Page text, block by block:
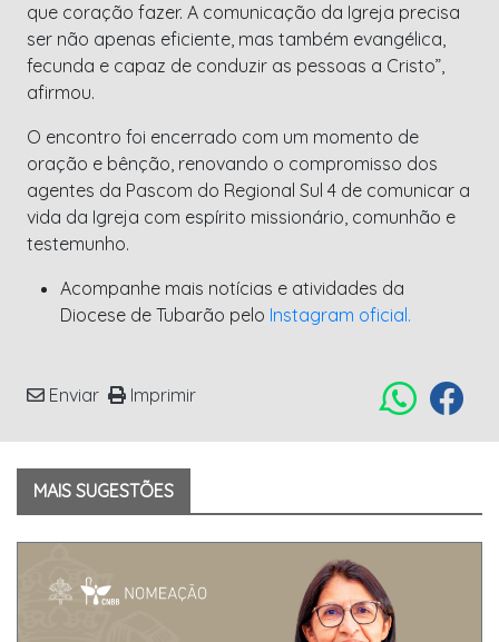
que coração fazer. A comunicação da Igreja precisa
ser não apenas eficiente, mas também evangélica,
fecunda e capaz de conduzir as pessoas a Cristo”,
afirmou.
O encontro foi encerrado com um momento de
oração e bênção, renovando o compromisso dos
agentes da Pascom do Regional Sul 4 de comunicar a
vida da Igreja com espírito missionário, comunhão e
testemunho.
Acompanhe mais notícias e atividades da
Diocese de Tubarão pelo Instagram oficial.
Enviar Imprimir
MAIS SUGESTÕES